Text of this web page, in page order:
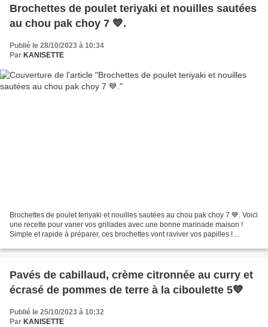
Brochettes de poulet teriyaki et nouilles sautées
au chou pak choy 7 💙.
Publié le 28/10/2023 à 10:34
Par KANISETTE
Brochettes de poulet teriyaki et nouilles sautées au chou pak choy 7 💙. Voici
une recette pour varier vos grillades avec une bonne marinade maison !
Simple et rapide à préparer, ces brochettes vont raviver vos papilles !
Pavés de cabillaud, crème citronnée au curry et
écrasé de pommes de terre à la ciboulette 5💙
Publié le 25/10/2023 à 10:32
Par KANISETTE